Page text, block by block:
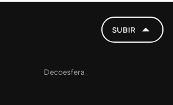
SUBIR
Decoesfera